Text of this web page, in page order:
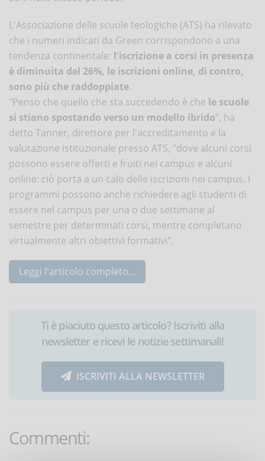
L'Associazione delle scuole teologiche (ATS) ha rilevato
che i numeri indicati da Green corrispondono a una
tendenza continentale: l'iscrizione a corsi in presenza
è diminuita del 26%, le iscrizioni online, di contro,
sono più che raddoppiate.
"Penso che quello che sta succedendo è che le scuole
si stiano spostando verso un modello ibrido", ha
detto Tanner, direttore per l'accreditamento e la
valutazione istituzionale presso ATS, "dove alcuni corsi
possono essere offerti e fruiti nei campus e alcuni
online: ciò porta a un calo delle iscrizioni nei campus. I
programmi possono anche richiedere agli studenti di
essere nel campus per una o due settimane al
semestre per determinati corsi, mentre completano
virtualmente altri obiettivi formativi".
Leggi l'articolo completo...
Ti è piaciuto questo articolo? Iscriviti alla
newsletter e ricevi le notizie settimanali!
ISCRIVITI ALLA NEWSLETTER
Commenti: